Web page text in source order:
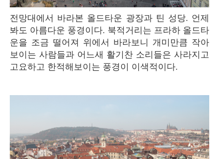
전망대에서 바라본 올드타운 광장과 틴 성당. 언제
봐도 아름다운 풍경이다. 북적거리는 프라하 올드타
운을 조금 떨어져 위에서 바라보니 개미만큼 작아
보이는 사람들과 어느새 활기찬 소리들은 사라지고
고요하고 한적해보이는 풍경이 이색적이다.